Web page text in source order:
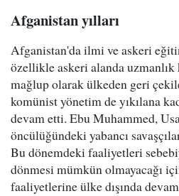
Afganistan yılları
Afganistan'da ilmi ve askeri
özellikle askeri alanda
mağlup olarak ülkeden geri
komünist yönetim de yıkılana
devam etti. Ebu Muhammed,
öncülüğündeki yabancı
Bu dönemdeki faaliyetleri
dönmesi mümkün olmayacağı
faaliyetlerine ülke dışında